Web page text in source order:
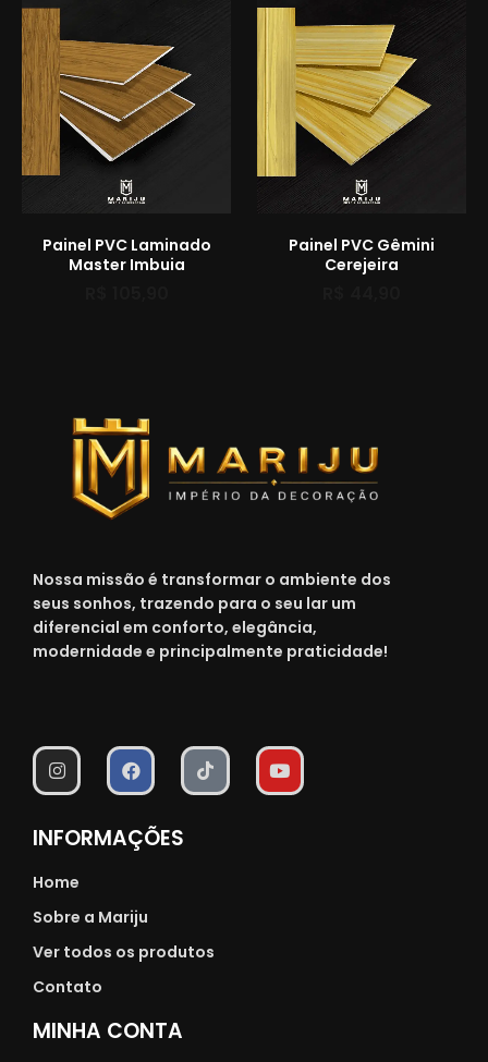
Painel PVC Laminado
Master Imbuia
Painel PVC Gêmini
Cerejeira
Nossa missão é transformar o ambiente dos
seus sonhos, trazendo para o seu lar um
diferencial em conforto, elegância,
modernidade e principalmente praticidade!
INFORMAÇÕES
Home
Sobre a Mariju
Ver todos os produtos
Contato
MINHA CONTA